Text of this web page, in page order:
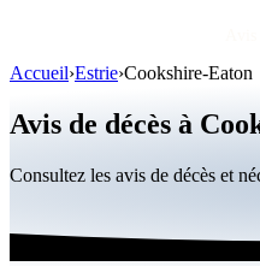
Accueil›Estrie›Cookshire-Eaton
Avis de décès à
Consultez les avis de décès et